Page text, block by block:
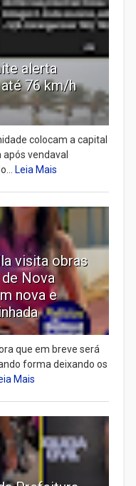
alerta
76 km/h
colocam a capital
vendaval
Leia Mais
visita obras
Nova
nova e
que em breve será
forma deixando os
Mais